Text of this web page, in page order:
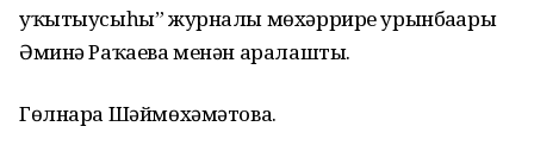
уҡытыусыһы” журналы мөхәррире урынбаҫары
Әминә Раҡаева менән аралашты.
Гөлнара Шәймөхәмәтова.